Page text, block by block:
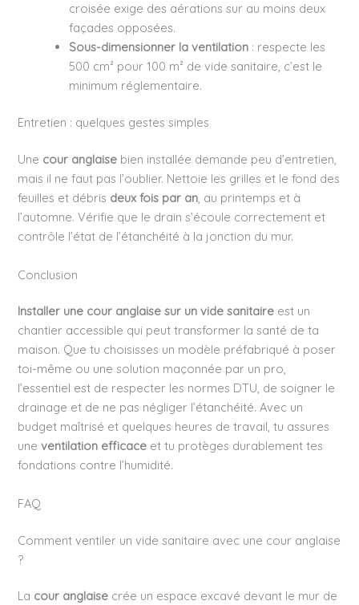
croisée exige des aérations sur au moins deux
façades opposées.
Sous-dimensionner la ventilation : respecte les
500 cm² pour 100 m² de vide sanitaire, c’est le
minimum réglementaire.
Entretien : quelques gestes simples
Une cour anglaise bien installée demande peu d’entretien,
mais il ne faut pas l’oublier. Nettoie les grilles et le fond des
feuilles et débris deux fois par an, au printemps et à
l’automne. Vérifie que le drain s’écoule correctement et
contrôle l’état de l’étanchéité à la jonction du mur.
Conclusion
Installer une cour anglaise sur un vide sanitaire est un
chantier accessible qui peut transformer la santé de ta
maison. Que tu choisisses un modèle préfabriqué à poser
toi-même ou une solution maçonnée par un pro,
l’essentiel est de respecter les normes DTU, de soigner le
drainage et de ne pas négliger l’étanchéité. Avec un
budget maîtrisé et quelques heures de travail, tu assures
uneventilation efficace et tu protèges durablement tes
fondations contre l’humidité.
FAQ
Comment ventiler un vide sanitaire avec une cour anglaise
?
La cour anglaise crée un espace excavé devant le mur de